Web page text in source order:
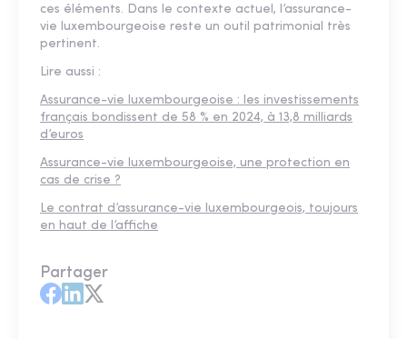
ces éléments. Dans le contexte actuel, l’assurance-
vie luxembourgeoise reste un outil patrimonial très
pertinent.
Lire aussi :
Assurance-vie luxembourgeoise : les investissements
français bondissent de 58 % en 2024, à 13,8 milliards
d’euros
Assurance-vie luxembourgeoise, une protection en
cas de crise ?
Le contrat d’assurance-vie luxembourgeois, toujours
en haut de l’affiche
Partager